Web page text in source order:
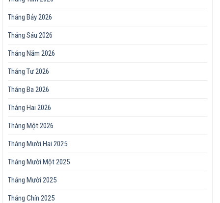
Tháng Bảy 2026
Tháng Sáu 2026
Tháng Năm 2026
Tháng Tư 2026
Tháng Ba 2026
Tháng Hai 2026
Tháng Một 2026
Tháng Mười Hai 2025
Tháng Mười Một 2025
Tháng Mười 2025
Tháng Chín 2025